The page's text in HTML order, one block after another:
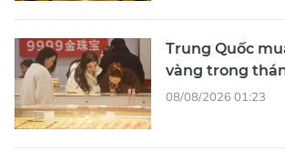
Trung Quốc
vàng trong
08/08/2026 01:23